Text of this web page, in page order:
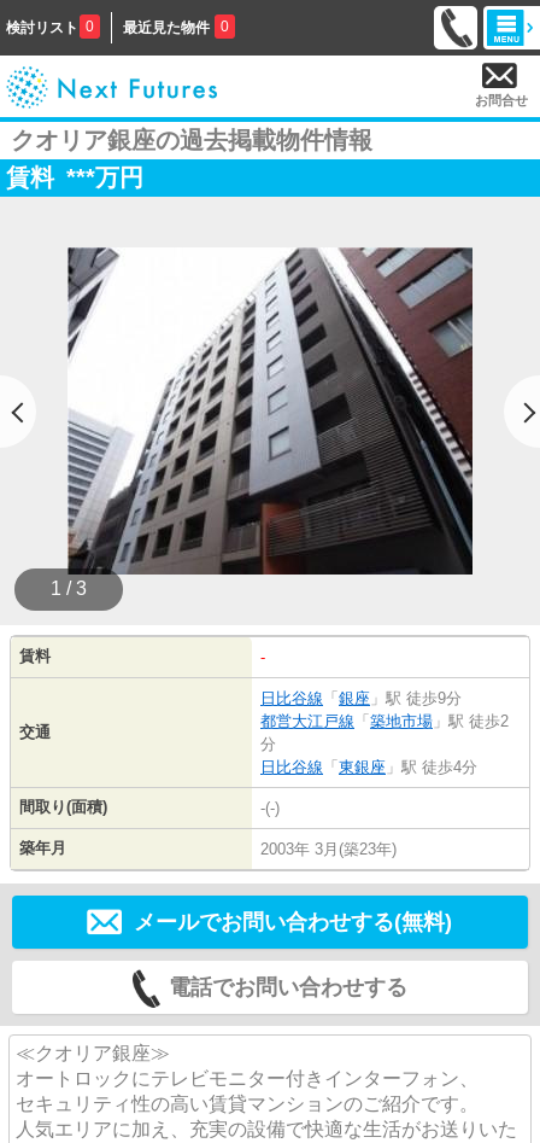
検討リスト 0 最近見た物件 0
お問合せ
クオリア銀座の過去掲載物件情報
賃料 ***万円
1 / 3
賃料 -
交通
日比谷線 「 銀座 」駅 徒歩9分
都営大江戸線 「 築地市場 」駅 徒歩2
分
日比谷線 「 東銀座 」駅 徒歩4分
間取り(面積) -(-)
築年月 2003年 3月(築23年)
メールでお問い合わせする(無料)
電話でお問い合わせする
≪クオリア銀座≫
オートロックにテレビモニター付きインターフォン、
セキュリティ性の高い賃貸マンションのご紹介です。
人気エリアに加え、充実の設備で快適な生活がお送りいた